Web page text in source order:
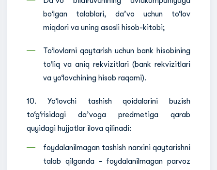
bo‘lgan talablari, da’vo uchun to‘lov
miqdori va uning asosli hisob-kitobi;
To‘lovlarni qaytarish uchun bank hisobining
to‘liq va aniq rekvizitlari (bank rekvizitlari
va yo‘lovchining hisob raqami).
10. Yo‘lovchi tashish qoidalarini buzish
to‘g‘risidagi da’voga predmetiga qarab
quyidagi hujjatlar ilova qilinadi:
foydalanilmagan tashish narxini qaytarishni
talab qilganda - foydalanilmagan parvoz